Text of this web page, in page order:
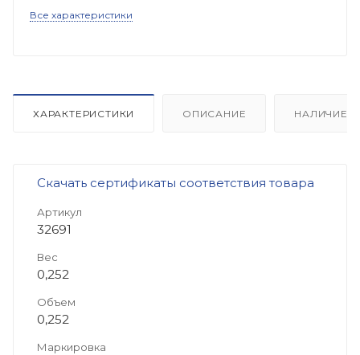
Все характеристики
ХАРАКТЕРИСТИКИ ОПИСАНИЕ НАЛИЧИЕ
Скачать сертификаты соответствия товара
Артикул
32691
Вес
0,252
Объем
0,252
Маркировка